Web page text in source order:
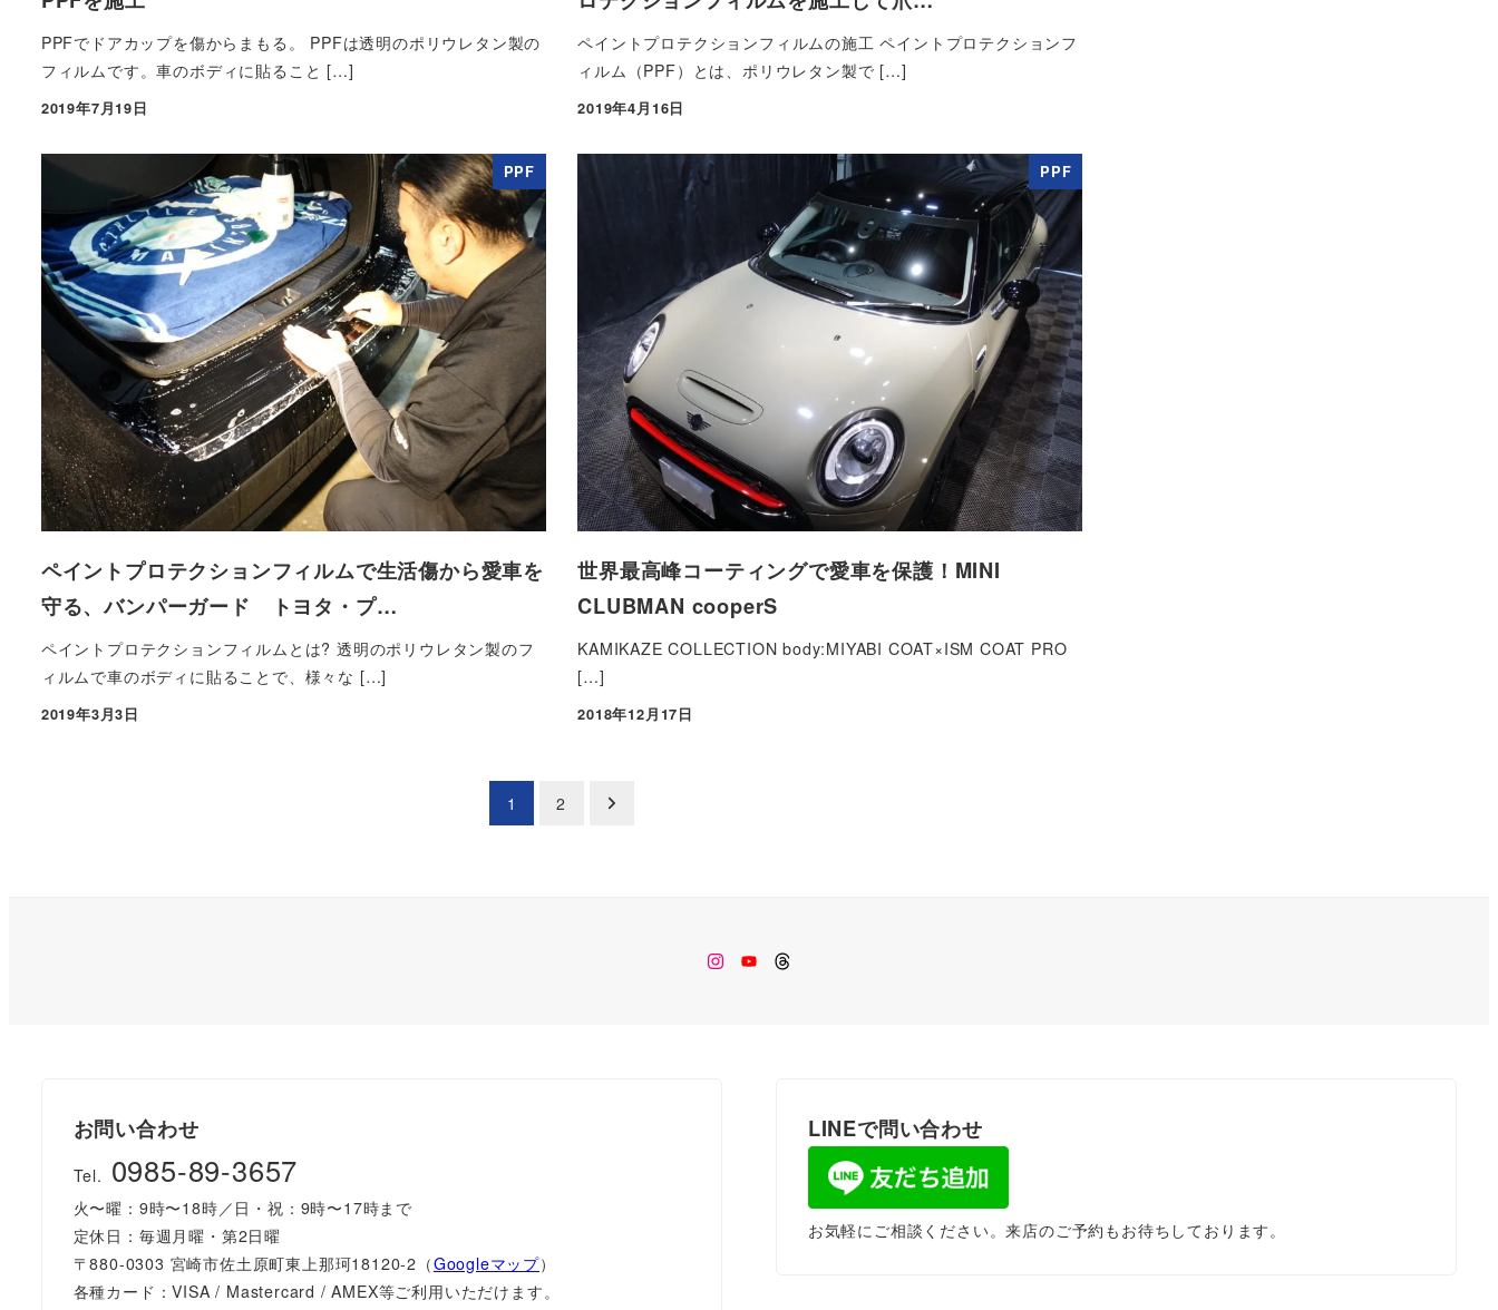
PPFでドアカップを傷からまもる。 PPFは透明のポリウレタン製の
フィルムです。車のボディに貼ること […]
投稿日
2019年7月19日
ペイントプロテクションフィルムの施工 ペイントプロテクションフ
ィルム（PPF）とは、ポリウレタン製で […]
投稿日
2019年4月16日
PPF
ペイントプロテクションフィルムで生活傷から愛車を
守る、バンパーガード トヨタ・プ…
ペイントプロテクションフィルムとは? 透明のポリウレタン製のフ
ィルムで車のボディに貼ることで、様々な […]
投稿日
2019年3月3日
PPF
世界最高峰コーティングで愛車を保護！MINI
CLUBMAN cooperS
KAMIKAZE COLLECTION body:MIYABI COAT×ISM COAT PRO
[…]
投稿日
2018年12月17日
1 2
Instagram
YoutubeThreads
お問い合わせ
Tel. 0985-89-3657
火〜曜：9時〜18時／日・祝：9時〜17時まで
定休日：毎週月曜・第2日曜
〒880-0303 宮崎市佐土原町東上那珂18120-2（Googleマップ）
各種カード：VISA / Mastercard / AMEX等ご利用いただけます。
LINEで問い合わせ
お気軽にご相談ください。来店のご予約もお待ちしております。